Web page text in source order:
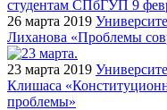
26 марта 2019
Лиханова «Проблемы
23 марта 2019
Клишаса
проблемы»